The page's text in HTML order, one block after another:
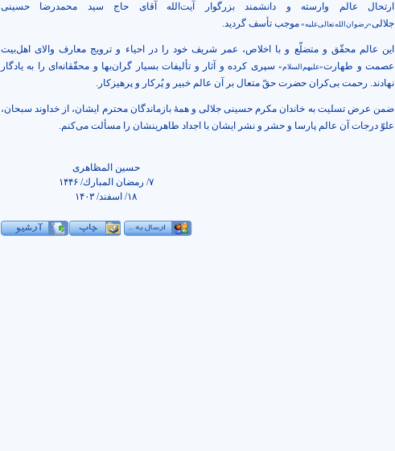
ارتحال عالم وارسته و دانشمند بزرگوار آيت‌الله آقاى حاج سيد محمدرضا حسينى
جلالى«رضوان‌الله‌تعالى‌عليه» موجب تأسف گرديد.
اين عالم محقّق و متضلّع و با اخلاص، عمر شريف خود را در احياء و ترويج معارف والاى اهل‌بيت
عصمت و طهارت«عليهم‌السلام»سپرى كرده و آثار و تأليفات بسيار گران‌بها و محقّقانه‌اى را به يادگار
نهادند. رحمت بى‌كران حضرت حقّ متعال بر آن عالم خبير و پُركار و پرهيزكار.
ضمن عرض تسليت به خاندان مكرم حسينى جلالى و همۀ بازماندگان محترم ايشان، از خداوند سبحان،
علوّ درجات آن عالم پارسا و حشر و نشر ايشان با اجداد طاهرينشان را مسألت مى‌كنم.
حسين المظاهرى
٧/ رمضان المبارك/ ۱۴۴۶
١٨/ اسفند/ ۱۴۰۳